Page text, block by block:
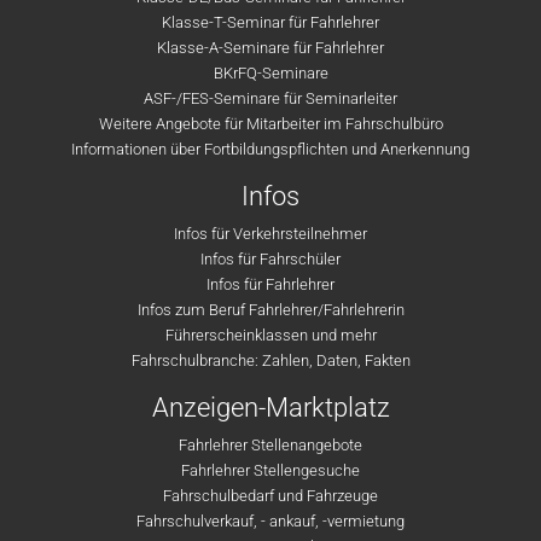
Klasse-T-Seminar für Fahrlehrer
Klasse-A-Seminare für Fahrlehrer
BKrFQ-Seminare
ASF-/FES-Seminare für Seminarleiter
Weitere Angebote für Mitarbeiter im Fahrschulbüro
Informationen über Fortbildungspflichten und Anerkennung
Infos
Infos für Verkehrsteilnehmer
Infos für Fahrschüler
Infos für Fahrlehrer
Infos zum Beruf Fahrlehrer/Fahrlehrerin
Führerscheinklassen und mehr
Fahrschulbranche: Zahlen, Daten, Fakten
Anzeigen-Marktplatz
Fahrlehrer Stellenangebote
Fahrlehrer Stellengesuche
Fahrschulbedarf und Fahrzeuge
Fahrschulverkauf, - ankauf, -vermietung